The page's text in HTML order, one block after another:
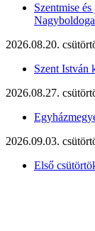
Szentmise
2026.08.20.
Szent István
2026.08.27.
2026.09.03.
Első